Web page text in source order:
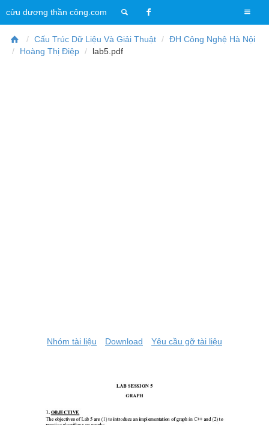
T
o
g
cửu dương thần công.com
Cấu Trúc Dữ Liệu Và Giải Thuật
ĐH Công Nghệ Hà Nội
Hoàng Thị Điệp
lab5.pdf
Nhóm tài liệu Download Yêu cầu gỡ tài liệu